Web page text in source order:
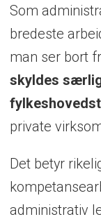
Som
bredeste
man ser bort
skyldes
private
Det betyr
administrativ